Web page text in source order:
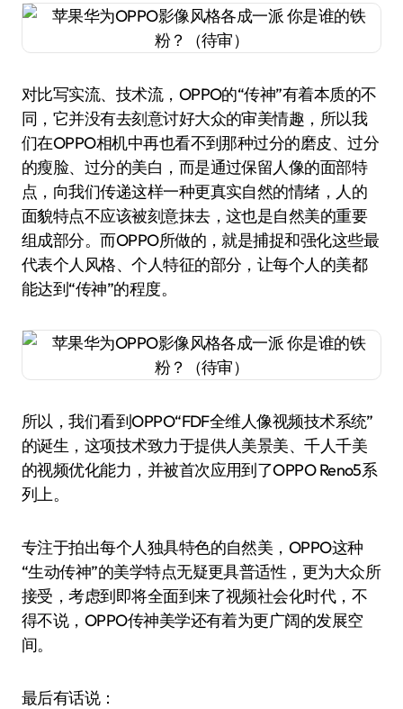
对比写实流、技术流，OPPO的“传神”有着本质的不
同，它并没有去刻意讨好大众的审美情趣，所以我
们在OPPO相机中再也看不到那种过分的磨皮、过分
的瘦脸、过分的美白，而是通过保留人像的面部特
点，向我们传递这样一种更真实自然的情绪，人的
面貌特点不应该被刻意抹去，这也是自然美的重要
组成部分。而OPPO所做的，就是捕捉和强化这些最
代表个人风格、个人特征的部分，让每个人的美都
能达到“传神”的程度。
所以，我们看到OPPO“FDF全维人像视频技术系统”
的诞生，这项技术致力于提供人美景美、千人千美
的视频优化能力，并被首次应用到了OPPO Reno5系
列上。
专注于拍出每个人独具特色的自然美，OPPO这种
“生动传神”的美学特点无疑更具普适性，更为大众所
接受，考虑到即将全面到来了视频社会化时代，不
得不说，OPPO传神美学还有着为更广阔的发展空
间。
最后有话说：